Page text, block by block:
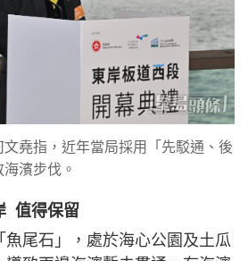
堯指，近年當局採用「先駁通、後
濱步伐。
值得保留
魚尾石」，處於海心公園及土瓜